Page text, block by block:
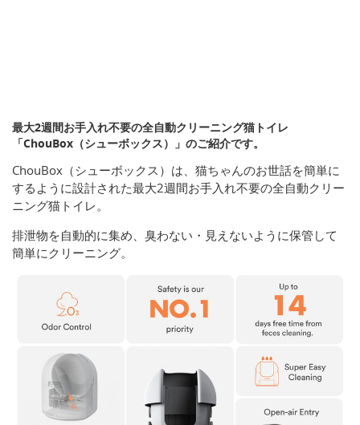
最大2週間お手入れ不要の全自動クリーニング猫トイレ
「ChouBox（シューボックス）」のご紹介です。
ChouBox（シューボックス）は、猫ちゃんのお世話を簡単に
するように設計された最大2週間お手入れ不要の全自動クリー
ニング猫トイレ。
排泄物を自動的に集め、臭わない・見えないように保管して
簡単にクリーニング。